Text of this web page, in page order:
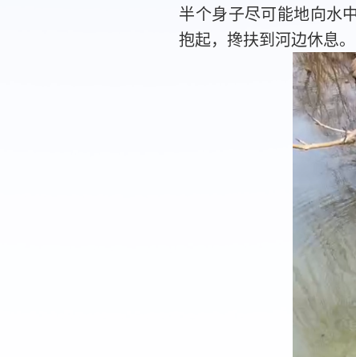
半个身子尽可能地向水
抱起，搀扶到河边休息。